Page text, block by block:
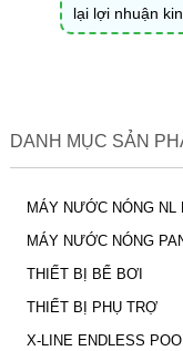
lại lợi nhuận
DANH MỤC SẢN
MÁY NƯỚC NÓNG NL
MÁY NƯỚC NÓNG
THIẾT BỊ BỂ BƠI
THIẾT BỊ PHỤ TRỢ
X-LINE ENDLESS